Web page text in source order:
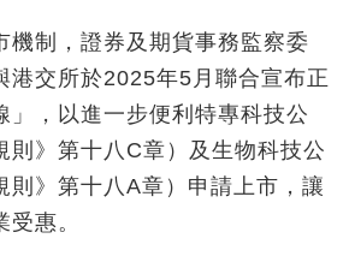
機制，證券及期貨事務監察委
港交所於2025年5月聯合宣布正
」，以進一步便利特專科技公
則》第十八C章）及生物科技公
則》第十八A章）申請上市，讓
惠。